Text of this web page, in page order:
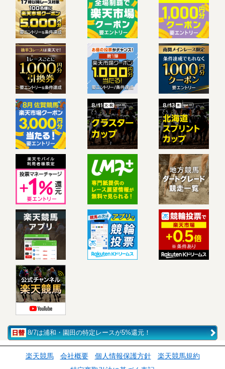
8/7は浦和・園田の特定レースが5%還元！
楽天競馬 会社概要 個人情報保護方針
楽天競馬規約